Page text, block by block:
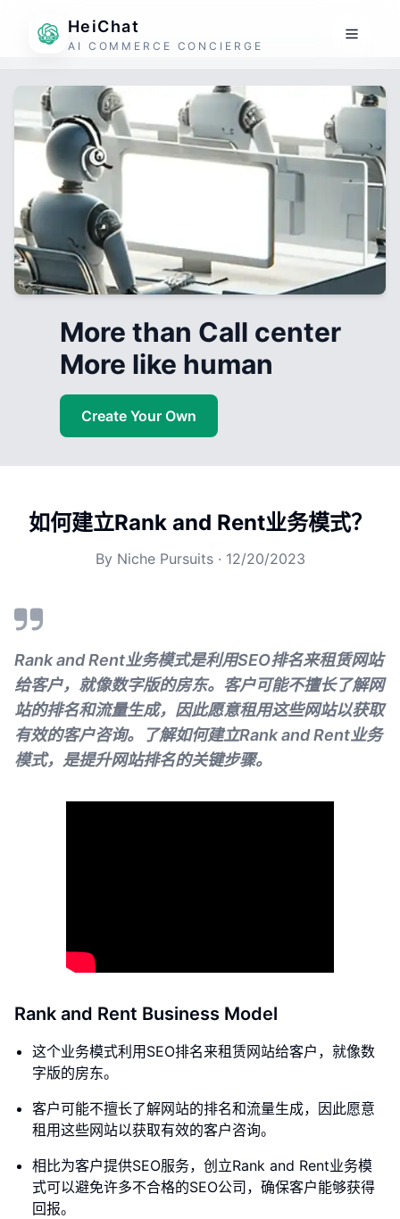
HeiChat
AI COMMERCE CONCIERGE
More than Call center
More like human
Create Your Own
如何建立Rank and Rent业务模式？
By Niche Pursuits· 12/20/2023
Rank and Rent业务模式是利用SEO排名来租赁网站
给客户，就像数字版的房东。客户可能不擅长了解网
站的排名和流量生成，因此愿意租用这些网站以获取
有效的客户咨询。了解如何建立Rank and Rent业务
模式，是提升网站排名的关键步骤。
Rank and Rent Business Model
这个业务模式利用SEO排名来租赁网站给客户，就像数
字版的房东。
客户可能不擅长了解网站的排名和流量生成，因此愿意
租用这些网站以获取有效的客户咨询。
相比为客户提供SEO服务，创立Rank and Rent业务模
式可以避免许多不合格的SEO公司，确保客户能够获得
回报。